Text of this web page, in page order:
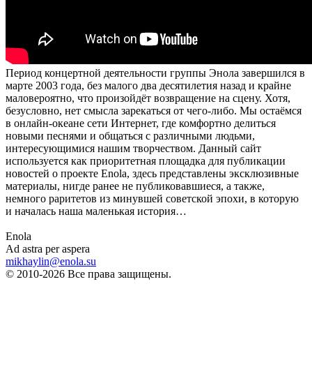
Период концертной деятельности группы Энола завершился в
марте 2003 года, без малого два десятилетия назад и крайне
маловероятно, что произойдёт возвращение на сцену. Хотя,
безусловно, нет смысла зарекаться от чего-либо. Мы остаёмся
в онлайн-океане сети Интернет, где комфортно делиться
новыми песнями и общаться с различными людьми,
интересующимися нашим творчеством. Данный сайт
используется как приоритетная площадка для публикации
новостей о проекте Enola, здесь представлены эксклюзивные
материалы, нигде ранее не публиковавшиеся, а также,
немного раритетов из минувшей советской эпохи, в которую
и началась наша маленькая история…
Enola
Ad astra per aspera
mikhaylin@enola.su
© 2010-2026 Все права защищены.